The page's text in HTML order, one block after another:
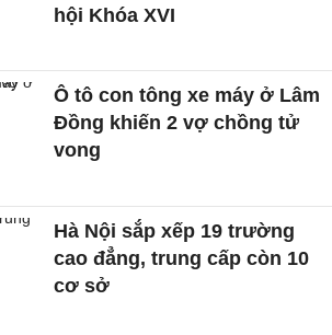
hội Khóa XVI
Ô tô con tông xe máy ở Lâm
Đồng khiến 2 vợ chồng tử
vong
Hà Nội sắp xếp 19 trường
cao đẳng, trung cấp còn 10
cơ sở